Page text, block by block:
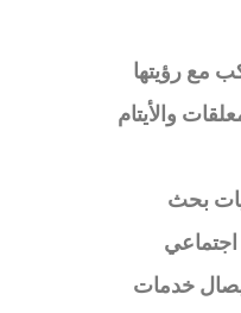
مع رؤيتها
والأيتام
بحث
خدمات